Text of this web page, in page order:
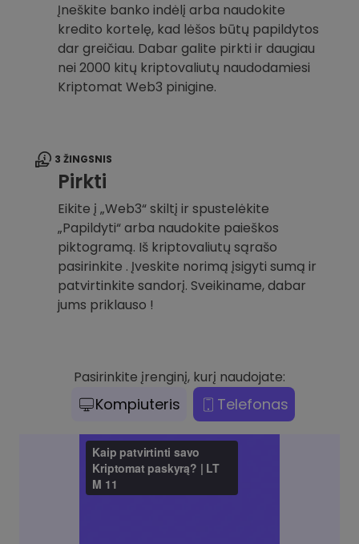
Įneškite banko indėlį arba naudokite
kredito kortelę, kad lėšos būtų papildytos
dar greičiau. Dabar galite pirkti ir daugiau
nei 2000 kitų kriptovaliutų naudodamiesi
Kriptomat Web3 pinigine.
3 ŽINGSNIS
Pirkti
Eikite į „Web3“ skiltį ir spustelėkite
„Papildyti“ arba naudokite paieškos
piktogramą. Iš kriptovaliutų sąrašo
pasirinkite . Įveskite norimą įsigyti sumą ir
patvirtinkite sandorį. Sveikiname, dabar
jums priklauso !
Pasirinkite įrenginį, kurį naudojate:
Kompiuteris Telefonas